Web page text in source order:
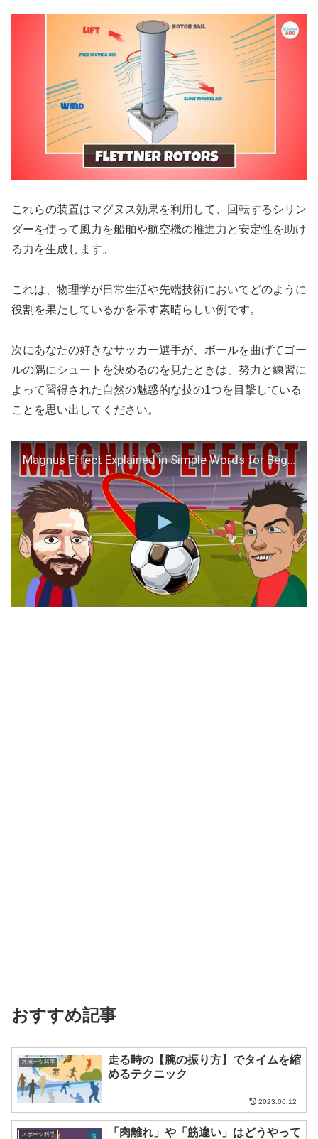
これらの装置はマグヌス効果を利用して、回転するシリン
ダーを使って風力を船舶や航空機の推進力と安定性を助け
る力を生成します。
これは、物理学が日常生活や先端技術においてどのように
役割を果たしているかを示す素晴らしい例です。
次にあなたの好きなサッカー選手が、ボールを曲げてゴー
ルの隅にシュートを決めるのを見たときは、努力と練習に
よって習得された自然の魅惑的な技の1つを目撃している
ことを思い出してください。
Magnus Effect Explained in Simple Words for Beginners
おすすめ記事
スポーツ科学
走る時の【腕の振り方】でタイムを縮
めるテクニック
2023.06.12
スポーツ科学 「肉離れ」や「筋違い」はどうやって